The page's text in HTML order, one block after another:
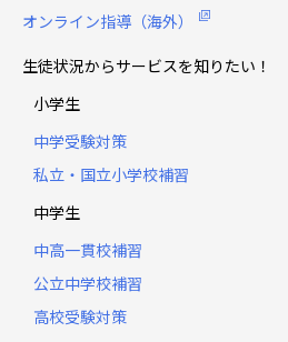
オンライン指導（海外）
生徒状況からサービスを知りたい！
小学生
中学受験対策
私立・国立小学校補習
中学生
中高一貫校補習
公立中学校補習
高校受験対策